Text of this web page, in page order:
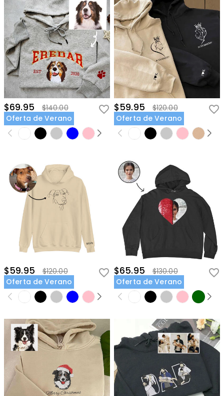
$69.95
$140.00
Oferta de Verano
$59.95
$120.00
Oferta de Verano
$59.95
$120.00
Oferta de Verano
$65.95
$130.00
Oferta de Verano